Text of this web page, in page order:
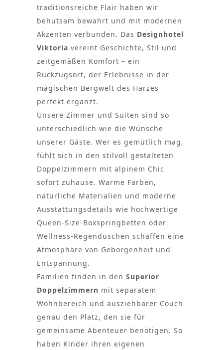
traditionsreiche Flair haben wir
behutsam bewahrt und mit modernen
Akzenten verbunden. Das Designhotel
Viktoria vereint Geschichte, Stil und
zeitgemäßen Komfort – ein
Rückzugsort, der Erlebnisse in der
magischen Bergwelt des Harzes
perfekt ergänzt.
Unsere Zimmer und Suiten sind so
unterschiedlich wie die Wünsche
unserer Gäste. Wer es gemütlich mag,
fühlt sich in den stilvoll gestalteten
Doppelzimmern mit alpinem Chic
sofort zuhause. Warme Farben,
natürliche Materialien und moderne
Ausstattungsdetails wie hochwertige
Queen-Size-Boxspringbetten oder
Wellness-Regenduschen schaffen eine
Atmosphäre von Geborgenheit und
Entspannung.
Familien finden in den Superior
Doppelzimmern mit separatem
Wohnbereich und ausziehbarer Couch
genau den Platz, den sie für
gemeinsame Abenteuer benötigen. So
haben Kinder ihren eigenen